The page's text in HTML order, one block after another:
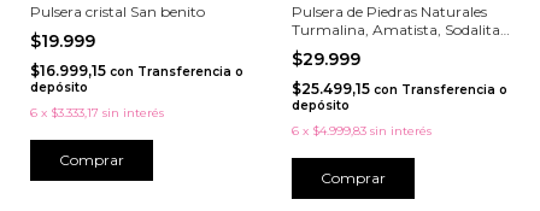
Pulsera cristal San benito
$19.999
$16.999,15 con Transferencia o
depósito
6 x $3.333,17 sin interés
Comprar
Pulsera de Piedras Naturales
Turmalina, Amatista, Sodalita,
Fluorita y Cuarzo Rosa con
Corazón Luminoso
$29.999
$25.499,15 con Transferencia o
depósito
6 x $4.999,83 sin interés